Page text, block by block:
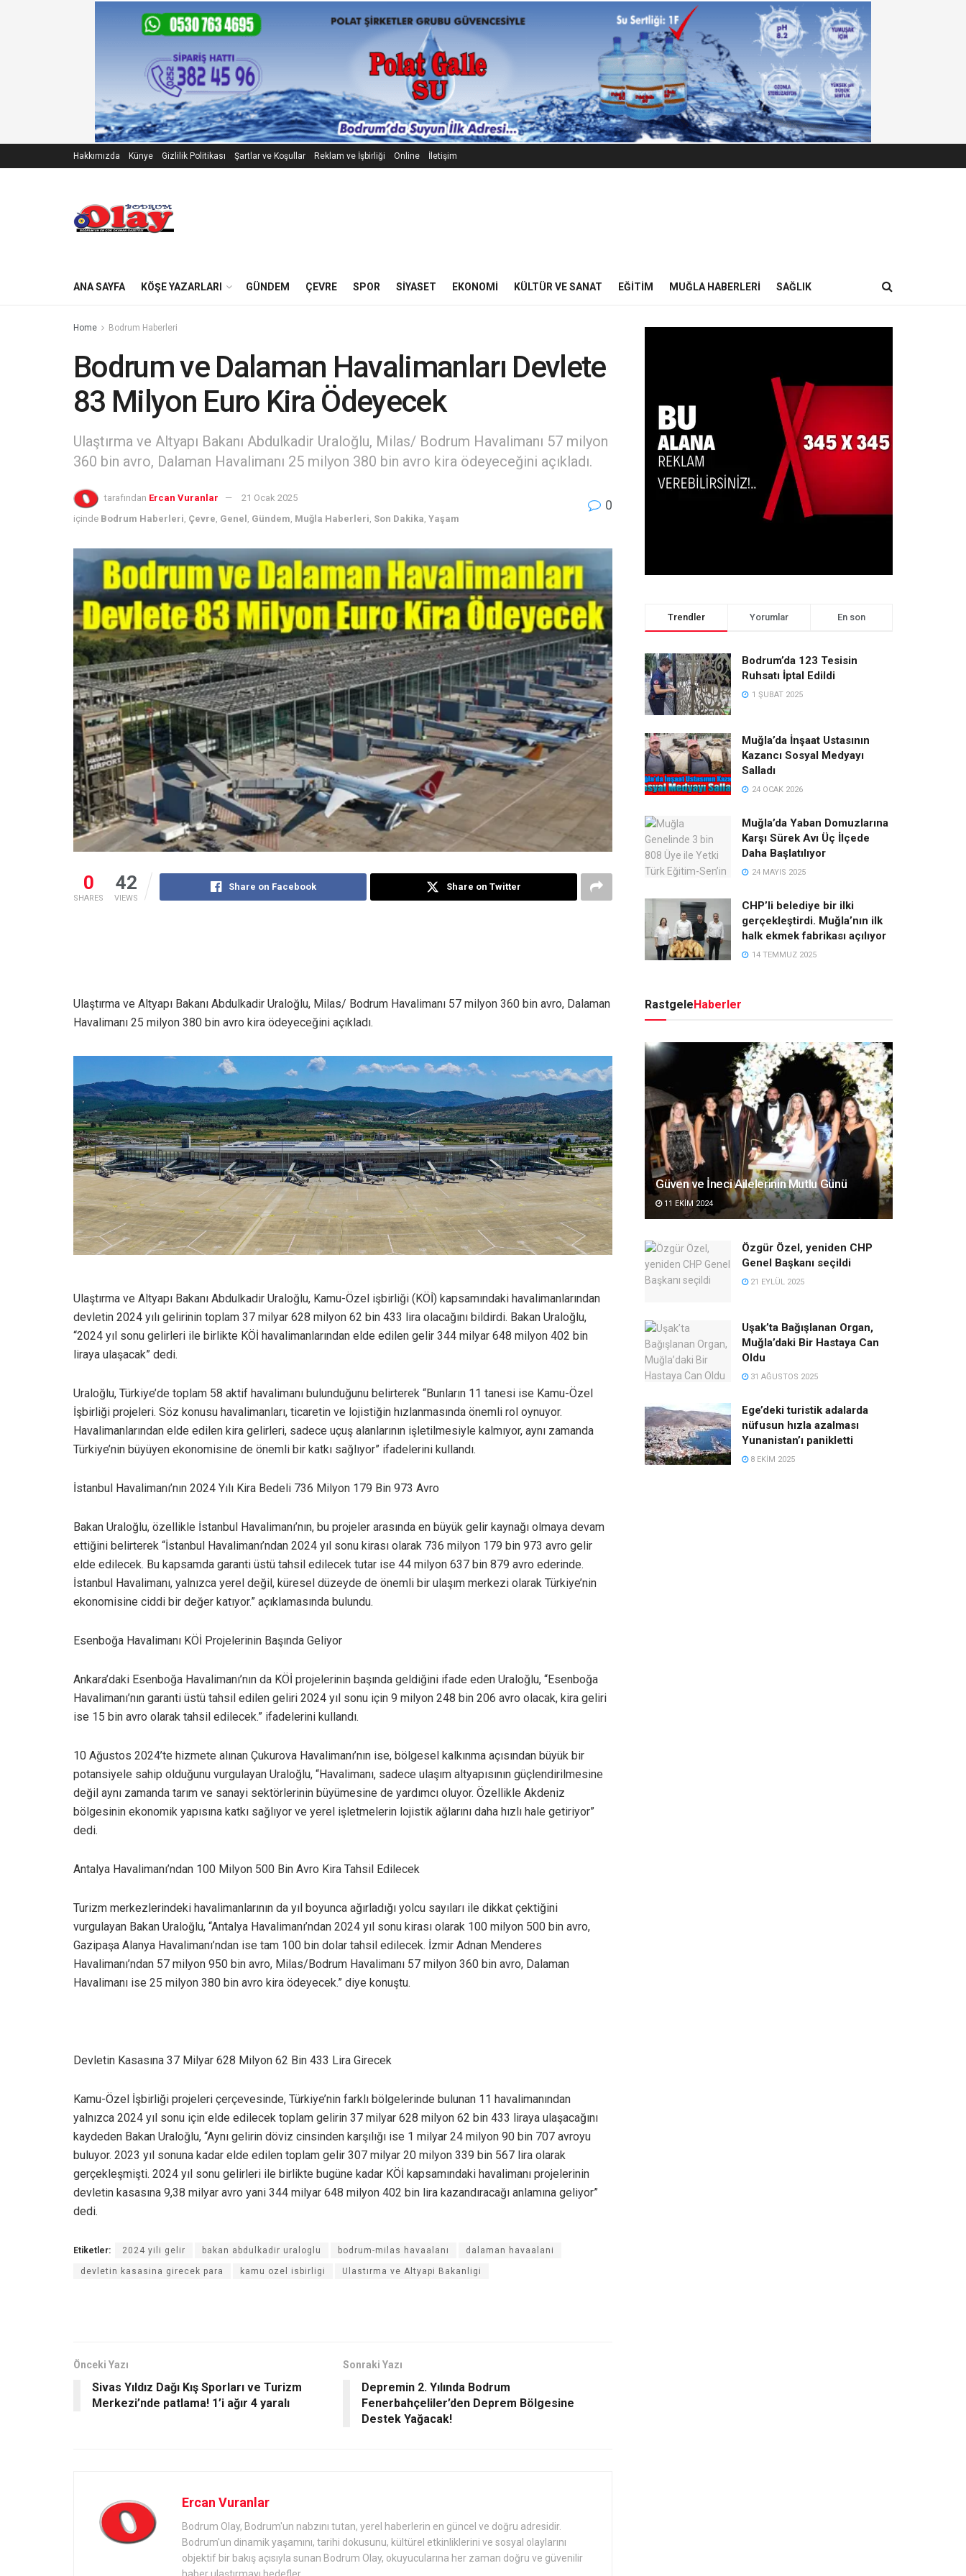
Hakkımızda Künye Gizlilik Politikası Şartlar ve Koşullar Reklam ve İşbirliği Online İletişim
ANA SAYFA KÖŞE YAZARLARI GÜNDEM ÇEVRE SPOR SIYASET EKONOMI KÜLTÜR VE SANAT EĞITIM MUĞLA HABERLERI SAĞLIK
Home Bodrum Haberleri
Bodrum ve Dalaman Havalimanları Devlete
83 Milyon Euro Kira Ödeyecek
Ulaştırma ve Altyapı Bakanı Abdulkadir Uraloğlu, Milas/ Bodrum Havalimanı 57 milyon
360 bin avro, Dalaman Havalimanı 25 milyon 380 bin avro kira ödeyeceğini açıkladı.
tarafından Ercan Vuranlar
21 Ocak 2025
içinde Bodrum Haberleri Çevre Genel Gündem Muğla Haberleri Son Dakika Yaşam
0
0
SHARES
42
VIEWS
Share on Facebook Share on Twitter
Ulaştırma ve Altyapı Bakanı Abdulkadir Uraloğlu, Milas/ Bodrum Havalimanı 57 milyon 360 bin avro, Dalaman
Havalimanı 25 milyon 380 bin avro kira ödeyeceğini açıkladı.
Ulaştırma ve Altyapı Bakanı Abdulkadir Uraloğlu, Kamu-Özel işbirliği (KÖİ) kapsamındaki havalimanlarından
devletin 2024 yılı gelirinin toplam 37 milyar 628 milyon 62 bin 433 lira olacağını bildirdi. Bakan Uraloğlu,
“2024 yıl sonu gelirleri ile birlikte KÖİ havalimanlarından elde edilen gelir 344 milyar 648 milyon 402 bin
liraya ulaşacak” dedi.
Uraloğlu, Türkiye’de toplam 58 aktif havalimanı bulunduğunu belirterek “Bunların 11 tanesi ise Kamu-Özel
İşbirliği projeleri. Söz konusu havalimanları, ticaretin ve lojistiğin hızlanmasında önemli rol oynuyor.
Havalimanlarından elde edilen kira gelirleri, sadece uçuş alanlarının işletilmesiyle kalmıyor, aynı zamanda
Türkiye’nin büyüyen ekonomisine de önemli bir katkı sağlıyor” ifadelerini kullandı.
İstanbul Havalimanı’nın 2024 Yılı Kira Bedeli 736 Milyon 179 Bin 973 Avro
Bakan Uraloğlu, özellikle İstanbul Havalimanı’nın, bu projeler arasında en büyük gelir kaynağı olmaya devam
ettiğini belirterek “İstanbul Havalimanı’ndan 2024 yıl sonu kirası olarak 736 milyon 179 bin 973 avro gelir
elde edilecek. Bu kapsamda garanti üstü tahsil edilecek tutar ise 44 milyon 637 bin 879 avro ederinde.
İstanbul Havalimanı, yalnızca yerel değil, küresel düzeyde de önemli bir ulaşım merkezi olarak Türkiye’nin
ekonomisine ciddi bir değer katıyor.” açıklamasında bulundu.
Esenboğa Havalimanı KÖİ Projelerinin Başında Geliyor
Ankara’daki Esenboğa Havalimanı’nın da KÖİ projelerinin başında geldiğini ifade eden Uraloğlu, “Esenboğa
Havalimanı’nın garanti üstü tahsil edilen geliri 2024 yıl sonu için 9 milyon 248 bin 206 avro olacak, kira geliri
ise 15 bin avro olarak tahsil edilecek.” ifadelerini kullandı.
10 Ağustos 2024’te hizmete alınan Çukurova Havalimanı’nın ise, bölgesel kalkınma açısından büyük bir
potansiyele sahip olduğunu vurgulayan Uraloğlu, “Havalimanı, sadece ulaşım altyapısının güçlendirilmesine
değil aynı zamanda tarım ve sanayi sektörlerinin büyümesine de yardımcı oluyor. Özellikle Akdeniz
bölgesinin ekonomik yapısına katkı sağlıyor ve yerel işletmelerin lojistik ağlarını daha hızlı hale getiriyor”
dedi.
Antalya Havalimanı’ndan 100 Milyon 500 Bin Avro Kira Tahsil Edilecek
Turizm merkezlerindeki havalimanlarının da yıl boyunca ağırladığı yolcu sayıları ile dikkat çektiğini
vurgulayan Bakan Uraloğlu, “Antalya Havalimanı’ndan 2024 yıl sonu kirası olarak 100 milyon 500 bin avro,
Gazipaşa Alanya Havalimanı’ndan ise tam 100 bin dolar tahsil edilecek. İzmir Adnan Menderes
Havalimanı’ndan 57 milyon 950 bin avro, Milas/Bodrum Havalimanı 57 milyon 360 bin avro, Dalaman
Havalimanı ise 25 milyon 380 bin avro kira ödeyecek.” diye konuştu.
Devletin Kasasına 37 Milyar 628 Milyon 62 Bin 433 Lira Girecek
Kamu-Özel İşbirliği projeleri çerçevesinde, Türkiye’nin farklı bölgelerinde bulunan 11 havalimanından
yalnızca 2024 yıl sonu için elde edilecek toplam gelirin 37 milyar 628 milyon 62 bin 433 liraya ulaşacağını
kaydeden Bakan Uraloğlu, “Aynı gelirin döviz cinsinden karşılığı ise 1 milyar 24 milyon 90 bin 707 avroyu
buluyor. 2023 yıl sonuna kadar elde edilen toplam gelir 307 milyar 20 milyon 339 bin 567 lira olarak
gerçekleşmişti. 2024 yıl sonu gelirleri ile birlikte bugüne kadar KÖİ kapsamındaki havalimanı projelerinin
devletin kasasına 9,38 milyar avro yani 344 milyar 648 milyon 402 bin lira kazandıracağı anlamına geliyor”
dedi.
Etiketler: 2024 yili gelir bakan abdulkadir uraloglu bodrum-milas havaalanı dalaman havaalani
devletin kasasina girecek para kamu ozel isbirligi Ulastırma ve Altyapi Bakanligi
Önceki Yazı
Sivas Yıldız Dağı Kış Sporları ve Turizm
Merkezi’nde patlama! 1’i ağır 4 yaralı
Sonraki Yazı
Depremin 2. Yılında Bodrum
Fenerbahçeliler’den Deprem Bölgesine
Destek Yağacak!
Ercan Vuranlar
Bodrum Olay, Bodrum'un nabzını tutan, yerel haberlerin en güncel ve doğru adresidir.
Bodrum'un dinamik yaşamını, tarihi dokusunu, kültürel etkinliklerini ve sosyal olaylarını
objektif bir bakış açısıyla sunan Bodrum Olay, okuyucularına her zaman doğru ve güvenilir
Trendler Yorumlar En son
Bodrum’da 123 Tesisin
Ruhsatı İptal Edildi
1 ŞUBAT 2025
Muğla’da İnşaat Ustasının
Kazancı Sosyal Medyayı
Salladı
24 OCAK 2026
Muğla’da Yaban Domuzlarına
Karşı Sürek Avı Üç İlçede
Daha Başlatılıyor
24 MAYIS 2025
CHP’li belediye bir ilki
gerçekleştirdi. Muğla’nın ilk
halk ekmek fabrikası açılıyor
14 TEMMUZ 2025
RastgeleHaberler
Güven ve İneci Ailelerinin Mutlu Günü
11 EKIM 2024
Özgür Özel, yeniden CHP
Genel Başkanı seçildi
21 EYLÜL 2025
Uşak’ta Bağışlanan Organ,
Muğla’daki Bir Hastaya Can
Oldu
31 AĞUSTOS 2025
Ege’deki turistik adalarda
nüfusun hızla azalması
Yunanistan’ı panikletti
8 EKIM 2025